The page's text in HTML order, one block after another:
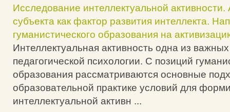
Исследование интеллектуальной активности.
субъекта как фактор развития интеллекта.
гуманистического образования на
Интеллектуальная активность одна из
педагогической психологии. С позиций
образования рассматриваются основные
образовательной практике условий для
интеллектуальной активн ...